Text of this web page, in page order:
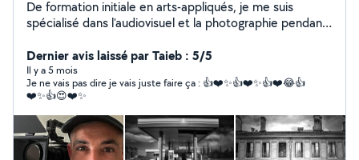
De formation initiale en arts-appliqués, je me suis
spécialisé dans l'audiovisuel et la photographie pendant
professionnaliser dans le domaine de la photo, en
complément je peux proposer mes services de vidéaste
Mes compétences techniques comprennent toutes les
spécificités requises à la production photo e et
audiovisuelle, captation d'évènements, cadrage,
montage, prise de vue photo, photo reportage,
mariage, portrait
Dernier avis laissé par Taieb : 5/5
Il y a 5 mois
Je ne vais pas dire je vais juste faire ça : 👍❤️✨👍❤️✨👍❤️😂👍
❤️✨👍😍❤️✨